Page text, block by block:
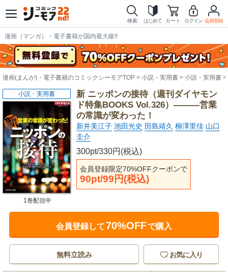
検索 はじめて カート ログイン 会員登録
漫画（マンガ）・電子書籍が国内最大級!!
漫画(まんが)・電子書籍のコミックシーモアTOP 小説・実用書 小説・実用書
新 ニッポンの接待（週刊ダイヤモン
ド特集BOOKS Vol.326）―――営業
の常識が変わった！
新井美江子 池田光史 田島靖久 柳澤里佳 山口
圭介
300pt/330円(税込)
会員登録限定70%OFFクーポンで
90pt/99円(税込)
小説・実用書
1巻配信中
会員登録して70%OFFで購入
無料立読み お気に入り